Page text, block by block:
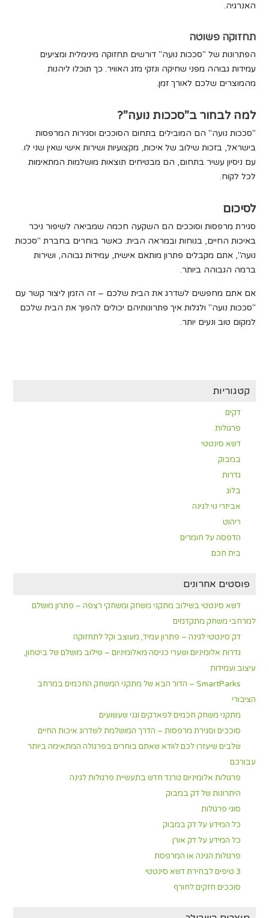
האנרגיה.
תחזוקה פשוטה
הפתרונות של "סככות נועה" דורשים תחזוקה מינימלית ומציעים
עמידות גבוהה מפני שחיקה ונזקי מזג האוויר. כך תוכלו ליהנות
מהמוצרים שלכם לאורך זמן.
למה לבחור ב”סככות נועה”?
"סככות נועה" הם המובילים בתחום הסוככים וסגירות המרפסות
בישראל, בזכות שילוב של איכות, מקצועיות ושירות אישי שאין שני לו.
עם ניסיון עשיר בתחום, הם מבטיחים תוצאות מושלמות המתאימות
לכל לקוח.
לסיכום
סגירת מרפסות וסוככים הם השקעה חכמה שמביאה לשיפור ניכר
באיכות החיים, בנוחות ובמראה הבית. כאשר בוחרים בחברת "סככות
נועה", אתם מקבלים פתרון מותאם אישית, עמידות גבוהה, ושירות
ברמה הגבוהה ביותר.
אם אתם מחפשים לשדרג את הבית שלכם – זה הזמן ליצור קשר עם
"סככות נועה" ולגלות איך פתרונותיהם יכולים להפוך את הבית שלכם
למקום טוב ונעים יותר.
קטגוריות
דקים
פרגולות
דשא סינטטי
במבוק
גדרות
בלוג
אביזרי נוי לגינה
ריהוט
הדפסה על חומרים
בית חכם
פוסטים אחרונים
דשא סינטטי בשילוב מתקני משחק ומשחקי רצפה – פתרון מושלם
למרחבי משחק מתקדמים
דק סינטטי לגינה – פתרון עמיד, מעוצב וקל לתחזוקה
גדרות אלומיניום ושערי כניסה מאלומיניום – שילוב מושלם של ביטחון,
עיצוב ועמידות
SmartParks – הדור הבא של מתקני המשחק החכמים במרחב
הציבורי
מתקני משחק חכמים לפארקים וגני שעשועים
סוככים וסגירת מרפסות – הדרך המושלמת לשדרוג איכות החיים
שלבים שיעזרו לכם לוודא שאתם בוחרים בפרגולה המתאימה ביותר
עבורכם
פרגולות אלומיניום טרנד חדש בתעשיית פרגולות לגינה
היתרונות של דק במבוק
סוגי פרגולות
כל המידע על דק במבוק
כל המידע על דק אורן
פרגולות הגינה או המרפסת
3 טיפים לבחירת דשא סינטטי
סוככים חזקים לחורף